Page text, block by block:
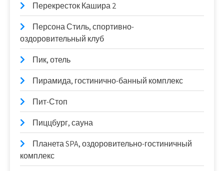
Перекресток Кашира 2
Персона Стиль, спортивно-
оздоровительный клуб
Пик, отель
Пирамида, гостинично-банный комплекс
Пит-Стоп
Пиццбург, сауна
Планета SPA, оздоровительно-гостиничный
комплекс